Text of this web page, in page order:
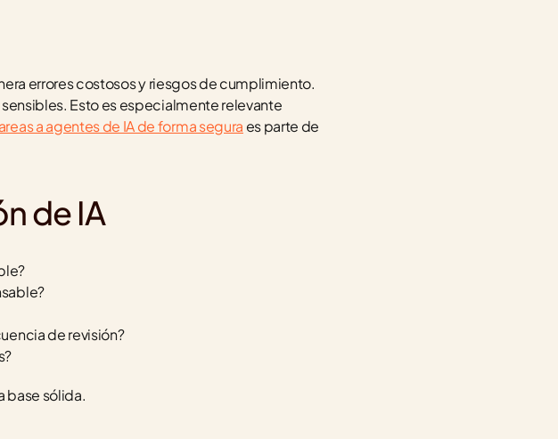
Esto es especialmente relevante
a agentes de IA de forma segura es parte de
de IA
de revisión?
base sólida.